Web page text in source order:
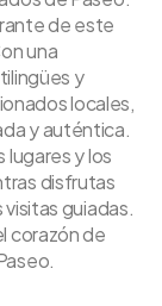
de este
una
y
locales,
y auténtica.
lugares y los
disfrutas
guiadas.
corazón de